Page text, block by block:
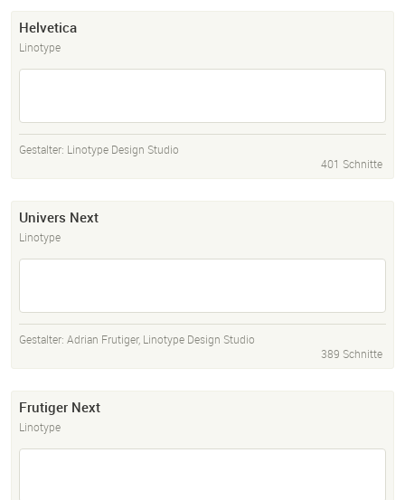
Helvetica
Linotype
Gestalter: Linotype Design Studio
401 Schnitte
Univers Next
Linotype
Gestalter: Adrian Frutiger, Linotype Design Studio
389 Schnitte
Frutiger Next
Linotype